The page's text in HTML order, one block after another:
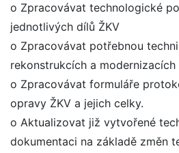
o Zpracovávat technologické
jednotlivých dílů ŽKV
o Zpracovávat potřebnou
rekonstrukcích a modernizacích
o Zpracovávat formuláře
opravy ŽKV a jejich celky.
o Aktualizovat již vytvořené
dokumentaci na základě změn